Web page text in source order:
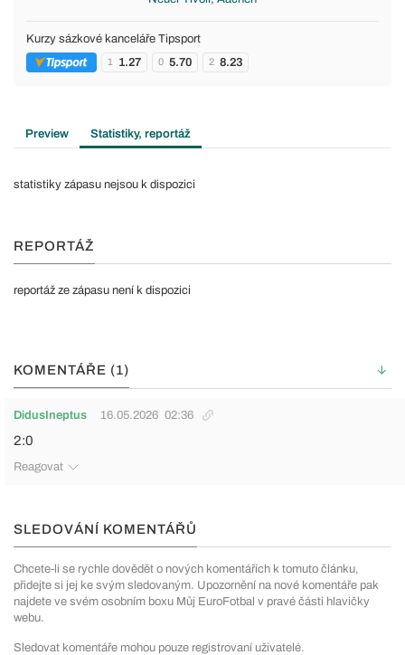
Kurzy sázkové kanceláře Tipsport
1 1.27 0 5.70 2 8.23
Preview Statistiky, reportáž
statistiky zápasu nejsou k dispozici
REPORTÁŽ
reportáž ze zápasu není k dispozici
KOMENTÁŘE (1)
DidusIneptus 16.05.2026 02:36
2:0
Reagovat
SLEDOVÁNÍ KOMENTÁŘŮ
Chcete-li se rychle dovědět o nových komentářích k tomuto článku,
přidejte si jej ke svým sledovaným. Upozornění na nové komentáře pak
najdete ve svém osobním boxu Můj EuroFotbal v pravé části hlavičky
webu.
Sledovat komentáře mohou pouze registrovaní uživatelé.